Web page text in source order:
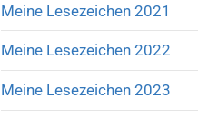
Meine Lesezeichen 2021
Meine Lesezeichen 2022
Meine Lesezeichen 2023